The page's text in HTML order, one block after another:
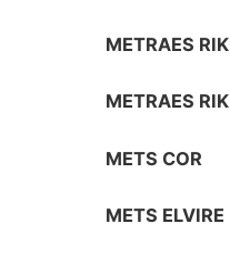
METRAES RIK
METRAES RIK
METS COR
METS ELVIRE